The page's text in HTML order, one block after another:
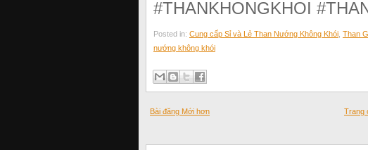
#THANKHONGKHOI
Posted in: Cung cấp Sỉ và Lẻ Than Nướng Không Khói Than
nướng không khói
Bài đăng Mới hơn Trang